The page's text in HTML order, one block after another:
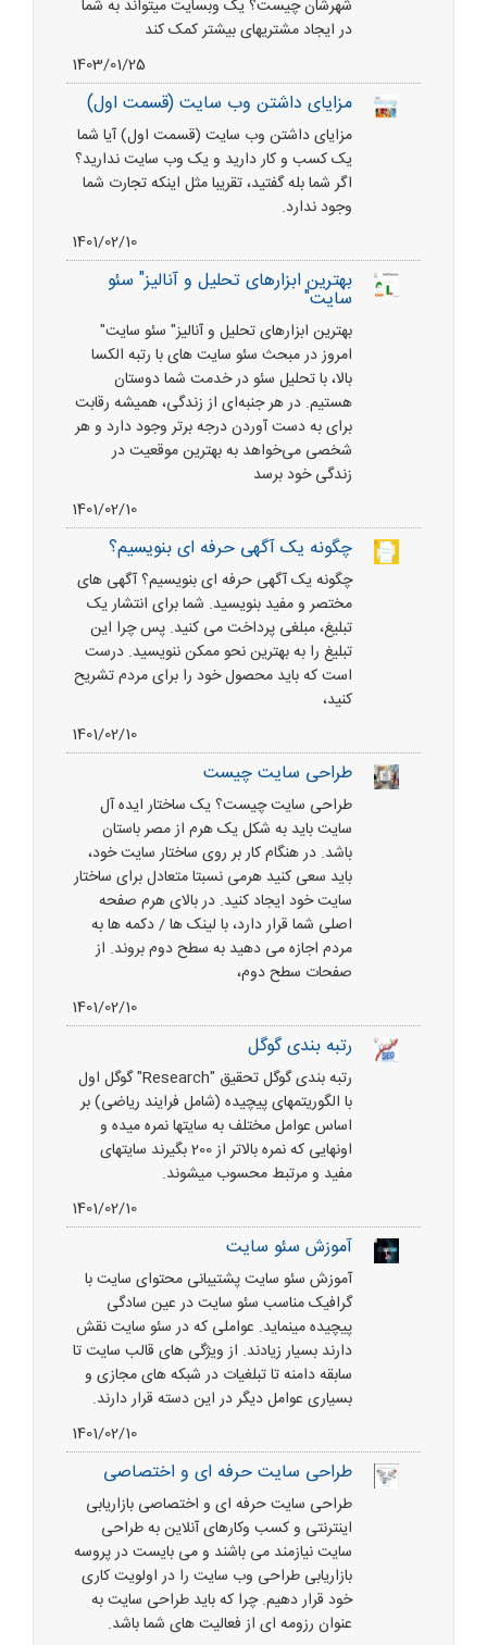
شهرشان چیست؟ یک وبسایت میتواند به شما
در ایجاد مشتریهای بیشتر کمک کند
1403/01/25
مزایای داشتن وب سایت (قسمت اول)
مزایای داشتن وب سایت (قسمت اول) آیا شما
یک کسب و کار دارید و یک وب سایت ندارید؟
اگر شما بله گفتید، تقریبا مثل اینکه تجارت شما
وجود ندارد.
1401/02/10
بهترین ابزارهای تحلیل و آنالیز" سئو
سایت"
بهترین ابزارهای تحلیل و آنالیز" سئو سایت"
امروز در مبحث سئو سایت های با رتبه الکسا
بالا، با تحلیل سئو در خدمت شما دوستان
هستیم. در هر جنبه‌ای از زندگی، همیشه رقابت
برای به دست آوردن درجه برتر وجود دارد و هر
شخصی می‌خواهد به بهترین موقعیت در
زندگی خود برسد
1401/02/10
چگونه یک آگهی حرفه ای بنویسیم؟
چگونه یک آگهی حرفه ای بنویسیم؟ آگهی های
مختصر و مفید بنویسید. شما برای انتشار یک
تبلیغ، مبلغی پرداخت می کنید. پس چرا این
تبلیغ را به بهترین نحو ممکن ننویسید. درست
است که باید محصول خود را برای مردم تشریح
کنید،
1401/02/10
طراحی سایت چیست
طراحی سایت چیست؟ یک ساختار ایده آل
سایت باید به شکل یک هرم از مصر باستان
باشد. در هنگام کار بر روی ساختار سایت خود،
باید سعی کنید هرمی نسبتا متعادل برای ساختار
سایت خود ایجاد کنید. در بالای هرم صفحه
اصلی شما قرار دارد، با لینک ها / دکمه ها به
مردم اجازه می دهید به سطح دوم بروند. از
صفحات سطح دوم،
1401/02/10
رتبه بندی گوگل
رتبه بندی گوگل تحقیق "Research" گوگل اول
با الگوریتمهای پیچیده (شامل فرایند ریاضی) بر
اساس عوامل مختلف به سایتها نمره میده و
اونهایی که نمره بالاتر از 200 بگیرند سایتهای
مفید و مرتبط محسوب میشوند.
1401/02/10
آموزش سئو سایت
آموزش سئو سایت پشتیبانی محتوای سایت با
گرافیک مناسب سئو سایت در عین سادگی
پیچیده مینماید. عواملی که در سئو سایت نقش
دارند بسیار زیادند. از ویژگی های قالب سایت تا
سابقه دامنه تا تبلغیات در شبکه های مجازی و
بسیاری عوامل دیگر در این دسته قرار دارند.
1401/02/10
طراحی سایت حرفه ای و اختصاصی
طراحی سایت حرفه ای و اختصاصی بازاریابی
اینترنتی و کسب وکارهای آنلاین به طراحی
سایت نیازمند می باشند و می بایست در پروسه
بازاریابی طراحی وب سایت را در اولویت کاری
خود قرار دهیم. چرا که باید طراحی سایت به
عنوان رزومه ای از فعالیت های شما باشد.